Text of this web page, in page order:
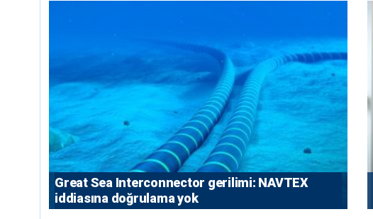
Great Sea Interconnector gerilimi: NAVTEX
iddiasına doğrulama yok